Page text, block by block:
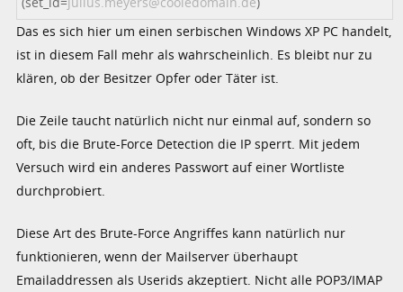
Das es sich hier um einen serbischen Windows XP PC handelt,
ist in diesem Fall mehr als wahrscheinlich. Es bleibt nur zu
klären, ob der Besitzer Opfer oder Täter ist.
Die Zeile taucht natürlich nicht nur einmal auf, sondern so
oft, bis die Brute-Force Detection die IP sperrt. Mit jedem
Versuch wird ein anderes Passwort auf einer Wortliste
durchprobiert.
Diese Art des Brute-Force Angriffes kann natürlich nur
funktionieren, wenn der Mailserver überhaupt
Emailaddressen als Userids akzeptiert. Nicht alle POP3/IMAP